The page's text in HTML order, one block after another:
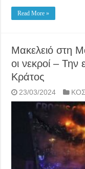
Read More »
Μακελειό στη
οι νεκροί – Την
Κράτος
23/03/2024